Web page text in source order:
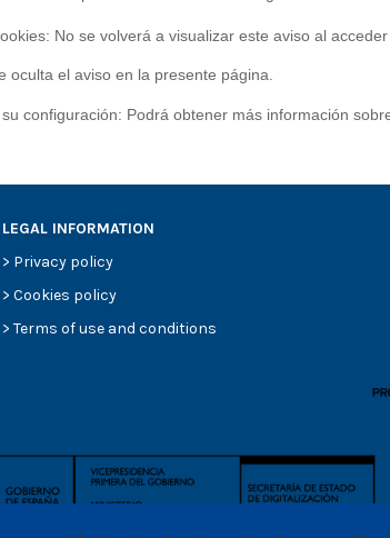
No se volverá a visualizar este aviso al
oculta el aviso en la presente página.
configuración: Podrá obtener más información
LEGAL INFORMATION
> Privacy policy
>Cookies policy
>Terms of use and conditions